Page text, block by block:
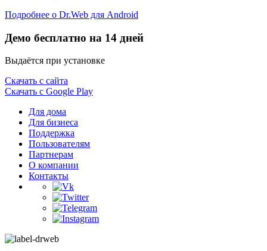
Подробнее о Dr.Web для Android
Демо бесплатно на 14 дней
Выдаётся при установке
Скачать с сайта
Скачать с Google Play
Для дома
Для бизнеса
Поддержка
Пользователям
Партнерам
О компании
Контакты